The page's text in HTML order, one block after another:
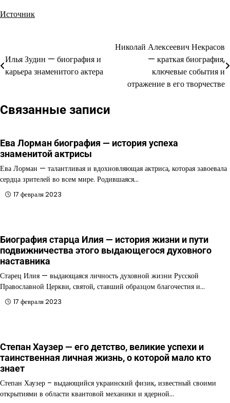
Источник
по
Илья Зудин — биография и
карьера знаменитого актера
Николай Алексеевич Некрасов
— краткая биография,
ключевые события и
отражение в его творчестве
Связанные записи
Ева Лорман биография — история успеха
знаменитой актрисы
Ева Лорман — талантливая и вдохновляющая актриса, которая завоевала
сердца зрителей во всем мире. Родившаяся…
17 февраля 2023
Биография старца Илия — история жизни и пути
подвижничества этого выдающегося духовного
наставника
Старец Илия — выдающаяся личность духовной жизни Русской
Православной Церкви, святой, ставший образцом благочестия и…
17 февраля 2023
Степан Хаузер — его детство, великие успехи и
таинственная личная жизнь, о которой мало кто
знает
Степан Хаузер – выдающийся украинский физик, известный своими
открытиями в области квантовой механики и ядерной…